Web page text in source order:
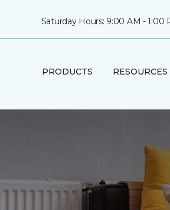
Saturday Hours: 9:00 AM - 1:00
PRODUCTS RESOURCES